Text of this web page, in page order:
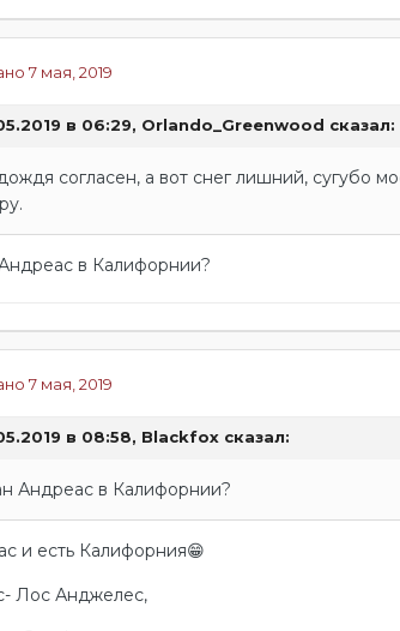
7 мая, 2019
в 06:29, Orlando_Greenwood сказал:
согласен, а вот снег лишний, сугубо
в Калифорнии?
7 мая, 2019
в 08:58, Blackfox сказал:
Андреас в Калифорнии?
и есть Калифорния😁
Лос Анджелес,